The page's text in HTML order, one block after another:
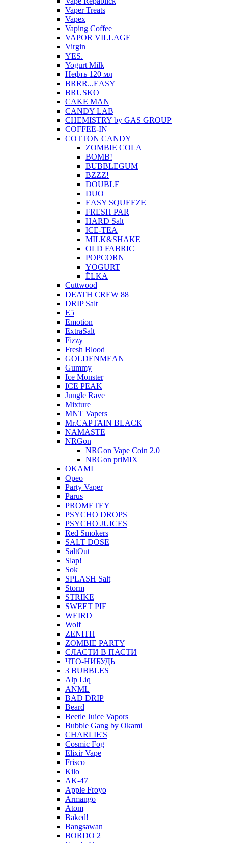
Vaper Treats
Vapex
Vaping Coffee
VAPOR VILLAGE
Virgin
YES.
Yogurt Milk
Нефть 120 мл
BRRR...EASY
BRUSKO
CAKE MAN
CANDY LAB
CHEMISTRY by GAS GROUP
COFFEE-IN
COTTON CANDY
ZOMBIE COLA
BOMB!
BUBBLEGUM
BZZZ!
DOUBLE
DUO
EASY SQUEEZE
FRESH PAR
HARD Salt
ICE-TEA
MILK&SHAKE
OLD FABRIC
POPCORN
YOGURT
ЁLKA
Cuttwood
DEATH CREW 88
DRIP Salt
E5
Emotion
ExtraSalt
Fizzy
Fresh Blood
GOLDENMEAN
Gummy
Ice Monster
ICE PEAK
Jungle Rave
Mixture
MNT Vapers
Mr.CAPTAIN BLACK
NAMASTE
NRGon
NRGon Vape Coin 2.0
NRGon priMIX
OKAMI
Opeo
Party Vaper
Parus
PROMETEY
PSYCHO DROPS
PSYCHO JUICES
Red Smokers
SALT DOSE
SaltOut
Slap!
Sok
SPLASH Salt
Storm
STRIKE
SWEET PIE
WEIRD
Wolf
ZENITH
ZOMBIE PARTY
СЛАСТИ В ПАСТИ
ЧТО-НИБУДЬ
3 BUBBLES
Alp Liq
ANML
BAD DRIP
Beard
Beetle Juice Vapors
Bubble Gang by Okami
CHARLIE'S
Cosmic Fog
Elixir Vape
Frisco
Kilo
AK-47
Apple Froyo
Armango
Atom
Baked!
Bangsawan
BORDO 2